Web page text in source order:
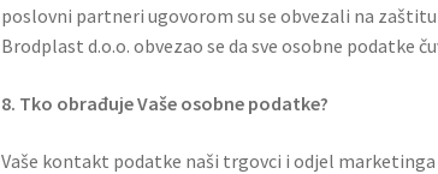
poslovni partneri ugovorom su se obvezali na
Brodplast d.o.o. obvezao se da sve osobne podatke
8. Tko obrađuje Vaše osobne podatke?
Vaše kontakt podatke naši trgovci i odjel